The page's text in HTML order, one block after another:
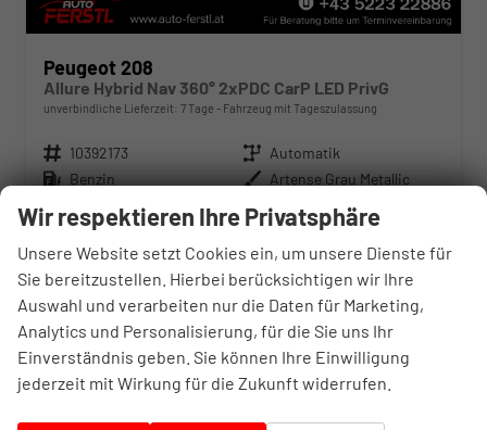
Peugeot 208
Allure Hybrid Nav 360° 2xPDC CarP LED PrivG
unverbindliche Lieferzeit: 7 Tage Fahrzeug mit Tageszulassung
Fahrzeugnr. 10392173 Getriebe Automatik
Kraftstoff Benzin Außenfarbe Artense Grau Metallic
74 kW (101 PS) Kilometerstand
10 km
29.08.2025
21.926,– €
inkl. NoVA
31.276,– €
Details
Verbrauch kombiniert:4,50 l/100km
CO 2-Klasse: C
CO2-Emissionen:101,00 g/km
Wir respektieren Ihre Privatsphäre
Unsere Website setzt Cookies ein, um unsere Dienste für
Sie bereitzustellen. Hierbei berücksichtigen wir Ihre
Auswahl und verarbeiten nur die Daten für Marketing,
Analytics und Personalisierung, für die Sie uns Ihr
Einverständnis geben. Sie können Ihre Einwilligung
jederzeit mit Wirkung für die Zukunft widerrufen.